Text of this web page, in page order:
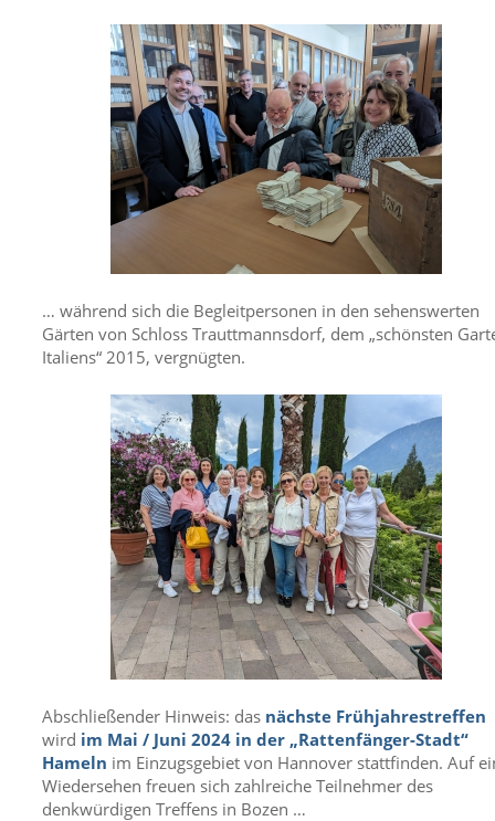
… während sich die Begleitpersonen in den sehenswerten
Gärten von Schloss Trauttmannsdorf, dem „schönsten
Italiens“ 2015, vergnügten.
Abschließender Hinweis: das nächste Frühjahrestreffen
wird im Mai / Juni 2024 in der „Rattenfänger-Stadt“
Hameln im Einzugsgebiet von Hannover stattfinden. Auf
Wiedersehen freuen sich zahlreiche Teilnehmer des
denkwürdigen Treffens in Bozen …